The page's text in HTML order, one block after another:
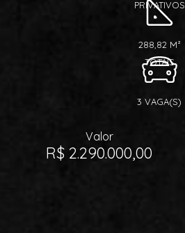
PRIVATIVOS
288,82 M²
TOTAIS
3 VAGA(S)
Valor
R$ 2.290.000,00